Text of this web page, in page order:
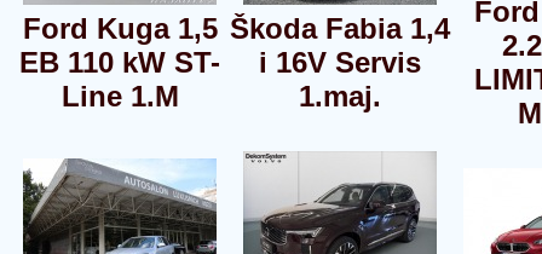
Ford Kuga 1,5
EB 110 kW ST-
Line 1.M
Škoda Fabia 1,4
i 16V Servis
1.maj.